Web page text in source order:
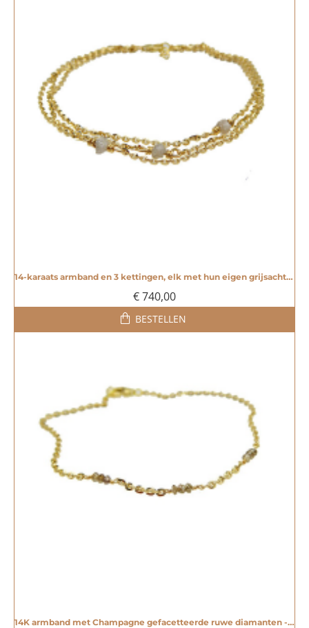
14-karaats armband en 3 kettingen, elk met hun eigen grijsachtige ruwe diamant. - 20003513
€ 740,00
BESTELLEN
14K armband met Champagne gefacetteerde ruwe diamanten - 20004828